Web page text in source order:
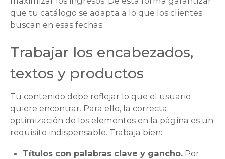
que tu catálogo se adapta a lo que los clientes
buscan en esas fechas.
Trabajar los encabezados,
textos y productos
Tu contenido debe reflejar lo que el usuario
quiere encontrar. Para ello, la correcta
optimización de los elementos en la página es un
requisito indispensable. Trabaja bien:
Títulos con palabras clave y gancho.Por